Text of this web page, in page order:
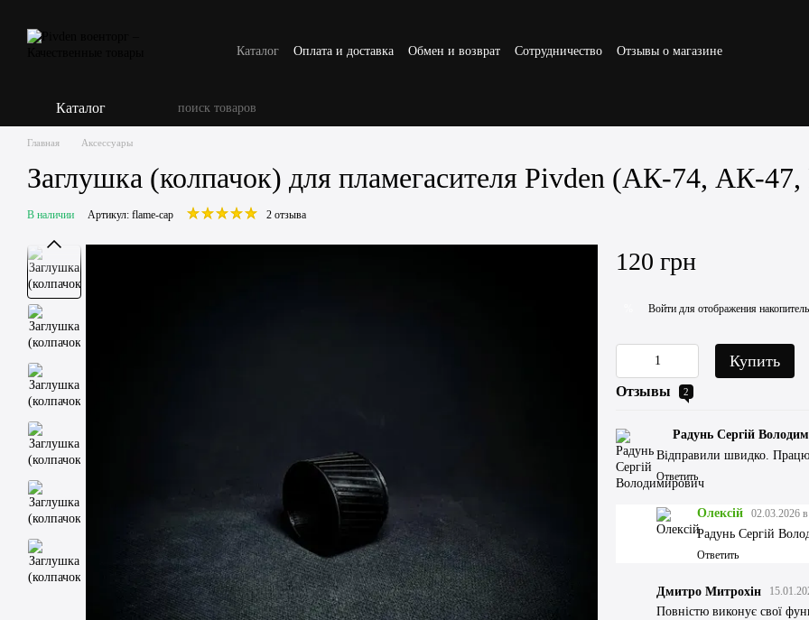
Каталог Оплата и доставка Обмен и возврат Сотрудничество Отзывы о магазине
Каталог
Главная Аксессуары
Заглушка (колпачок) для пламегасителя Pivden (АК-74, АК-
В наличии Артикул: flame-cap 2 отзыва
120 грн
Войти для отображения
Купить
Отзывы 2
Радунь Сергій
Відправили швидко.
Ответить
Олексій 02.03.2026
Радунь Сергій
Ответить
Дмитро Митрохін
Повністю виконує свої